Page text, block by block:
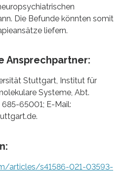
Die Befunde könnten somit
liefern.
Ansprechpartner:
Stuttgart, Institut für
Systeme, Abt.
685-65001; E-Mail:
articles/s41586-021-03593-